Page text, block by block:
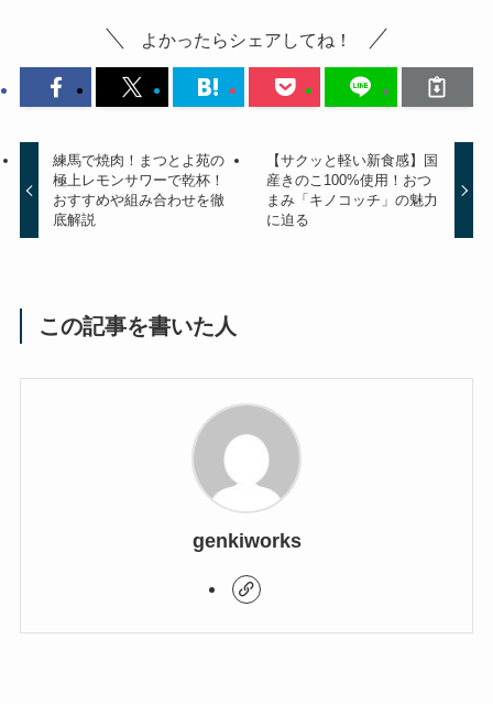
よかったらシェアしてね！
練馬で焼肉！まつとよ苑の
極上レモンサワーで乾杯！
おすすめや組み合わせを徹
底解説
【サクッと軽い新食感】国
産きのこ100%使用！おつ
まみ「キノコッチ」の魅力
に迫る
この記事を書いた人
genkiworks